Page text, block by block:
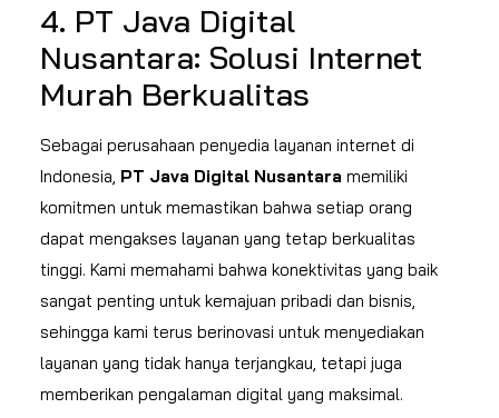
4. PT Java Digital
Nusantara: Solusi Internet
Murah Berkualitas
Sebagai perusahaan penyedia layanan internet di
Indonesia, PT Java Digital Nusantara memiliki
komitmen untuk memastikan bahwa setiap orang
dapat mengakses layanan yang tetap berkualitas
tinggi. Kami memahami bahwa konektivitas yang baik
sangat penting untuk kemajuan pribadi dan bisnis,
sehingga kami terus berinovasi untuk menyediakan
layanan yang tidak hanya terjangkau, tetapi juga
memberikan pengalaman digital yang maksimal.